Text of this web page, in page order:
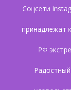
Соцсети
принадлежат
РФ